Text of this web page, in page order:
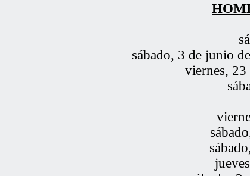
sábado, 3 de junio
viernes,